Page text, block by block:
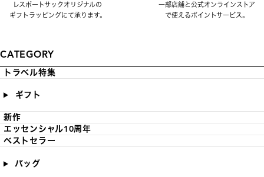
レスポートサックオリジナルの
ギフトラッピングにて承ります。
一部店舗と公式オンラインストア
で使えるポイントサービス。
CATEGORY
トラベル特集
ギフト
新作
エッセンシャル10周年
ベストセラー
バッグ